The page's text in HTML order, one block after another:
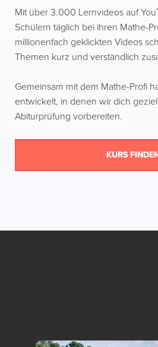
Mit über 3.000 Lernvideos auf
Schülern täglich bei ihren Mathe-
millionenfach geklickten Videos
Themen kurz und verständlich
Gemeinsam mit dem Mathe-Profi
entwickelt, in denen wir dich
Abiturprüfung vorbereiten.
KURS